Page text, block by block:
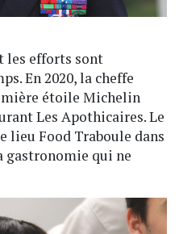
les efforts sont
En 2020, la cheffe
étoile Michelin
Les Apothicaires. Le
lieu Food Traboule dans
gastronomie qui ne